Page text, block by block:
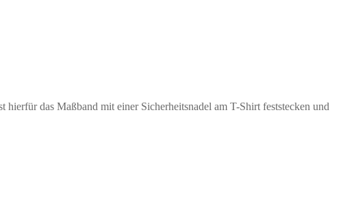
das Maßband mit einer Sicherheitsnadel am T-Shirt feststecken und